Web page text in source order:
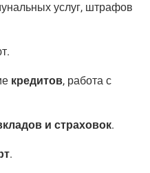
услуг, штрафов
кредитов, работа с
и страховок.
.